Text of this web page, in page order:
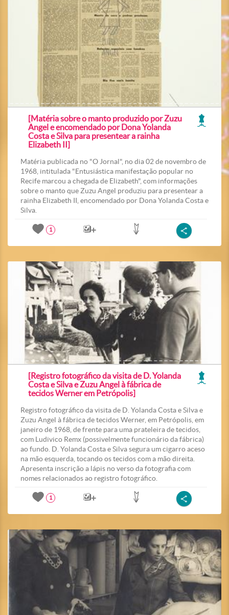
[Matéria sobre o manto produzido por Zuzu
Angel e encomendado por Dona Yolanda
Costa e Silva para presentear a rainha
Elizabeth II]
Matéria publicada no "O Jornal", no dia 02 de novembro de
1968, intitulada "Entusiástica manifestação popular no
Recife marcou a chegada de Elizabeth", com informações
sobre o manto que Zuzu Angel produziu para presentear a
rainha Elizabeth II, encomendado por Dona Yolanda Costa e
Silva.
1
[Registro fotográfico da visita de D. Yolanda
Costa e Silva e Zuzu Angel à fábrica de
tecidos Werner em Petrópolis]
Registro fotográfico da visita de D. Yolanda Costa e Silva e
Zuzu Angel à fábrica de tecidos Werner, em Petrópolis, em
janeiro de 1968, de frente para uma prateleira de tecidos,
com Ludivico Remx (possivelmente funcionário da fábrica)
ao fundo. D. Yolanda Costa e Silva segura um cigarro aceso
na mão esquerda, tocando os tecidos com a mão direita.
Apresenta inscrição a lápis no verso da fotografia com
nomes relacionados ao registro fotográfico.
1